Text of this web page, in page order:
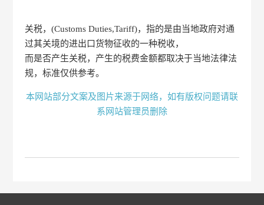
关税，(Customs Duties,Tariff)，指的是由当地政府对通
过其关境的进出口货物征收的一种税收，
而是否产生关税，产生的税费金额都取决于当地法律法
规，标准仅供参考。
本网站部分文案及图片来源于网络，如有版权问题请联
系网站管理员删除